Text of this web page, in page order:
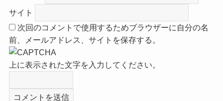
サイト
次回のコメントで使用するためブラウザーに自分の名
前、メールアドレス、サイトを保存する。
上に表示された文字を入力してください。